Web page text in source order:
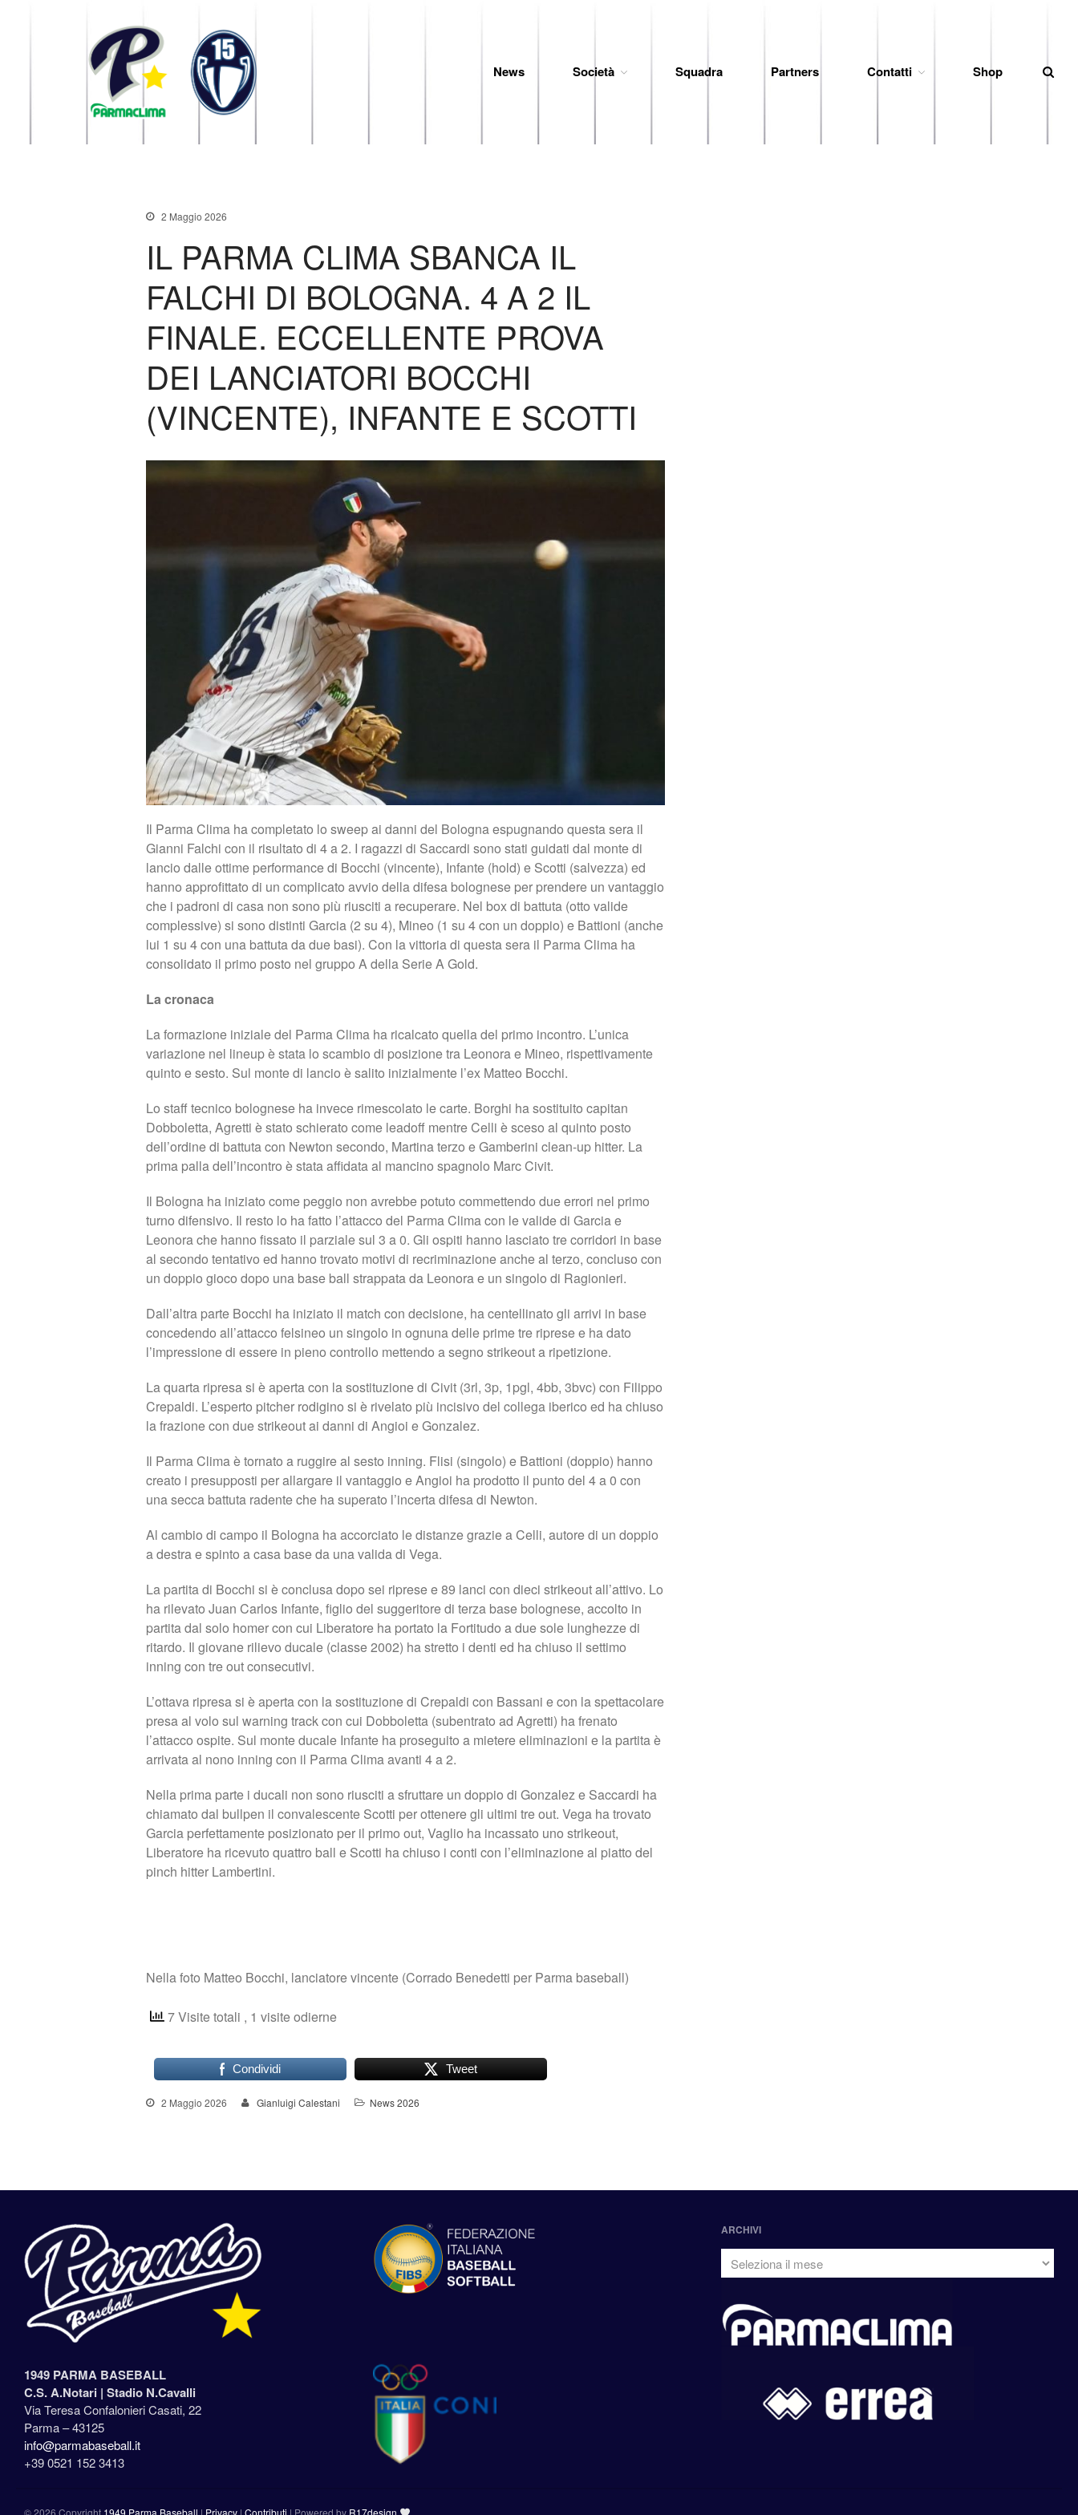
Organigramma
News Società Squadra Partners Contatti Shop
2 Maggio 2026
IL PARMA CLIMA SBANCA IL
FALCHI DI BOLOGNA. 4 A 2 IL
FINALE. ECCELLENTE PROVA
DEI LANCIATORI BOCCHI
(VINCENTE), INFANTE E SCOTTI
Il Parma Clima ha completato lo sweep ai danni del Bologna espugnando questa sera il
Gianni Falchi con il risultato di 4 a 2. I ragazzi di Saccardi sono stati guidati dal monte di
lancio dalle ottime performance di Bocchi (vincente), Infante (hold) e Scotti (salvezza) ed
hanno approfittato di un complicato avvio della difesa bolognese per prendere un vantaggio
che i padroni di casa non sono più riusciti a recuperare. Nel box di battuta (otto valide
complessive) si sono distinti Garcia (2 su 4), Mineo (1 su 4 con un doppio) e Battioni (anche
lui 1 su 4 con una battuta da due basi). Con la vittoria di questa sera il Parma Clima ha
consolidato il primo posto nel gruppo A della Serie A Gold.
La cronaca
La formazione iniziale del Parma Clima ha ricalcato quella del primo incontro. L’unica
variazione nel lineup è stata lo scambio di posizione tra Leonora e Mineo, rispettivamente
quinto e sesto. Sul monte di lancio è salito inizialmente l’ex Matteo Bocchi.
Lo staff tecnico bolognese ha invece rimescolato le carte. Borghi ha sostituito capitan
Dobboletta, Agretti è stato schierato come leadoff mentre Celli è sceso al quinto posto
dell’ordine di battuta con Newton secondo, Martina terzo e Gamberini clean-up hitter. La
prima palla dell’incontro è stata affidata al mancino spagnolo Marc Civit.
Il Bologna ha iniziato come peggio non avrebbe potuto commettendo due errori nel primo
turno difensivo. Il resto lo ha fatto l’attacco del Parma Clima con le valide di Garcia e
Leonora che hanno fissato il parziale sul 3 a 0. Gli ospiti hanno lasciato tre corridori in base
al secondo tentativo ed hanno trovato motivi di recriminazione anche al terzo, concluso con
un doppio gioco dopo una base ball strappata da Leonora e un singolo di Ragionieri.
Dall’altra parte Bocchi ha iniziato il match con decisione, ha centellinato gli arrivi in base
concedendo all’attacco felsineo un singolo in ognuna delle prime tre riprese e ha dato
l’impressione di essere in pieno controllo mettendo a segno strikeout a ripetizione.
La quarta ripresa si è aperta con la sostituzione di Civit (3rl, 3p, 1pgl, 4bb, 3bvc) con Filippo
Crepaldi. L’esperto pitcher rodigino si è rivelato più incisivo del collega iberico ed ha chiuso
la frazione con due strikeout ai danni di Angioi e Gonzalez.
Il Parma Clima è tornato a ruggire al sesto inning. Flisi (singolo) e Battioni (doppio) hanno
creato i presupposti per allargare il vantaggio e Angioi ha prodotto il punto del 4 a 0 con
una secca battuta radente che ha superato l’incerta difesa di Newton.
Al cambio di campo il Bologna ha accorciato le distanze grazie a Celli, autore di un doppio
a destra e spinto a casa base da una valida di Vega.
La partita di Bocchi si è conclusa dopo sei riprese e 89 lanci con dieci strikeout all’attivo. Lo
ha rilevato Juan Carlos Infante, figlio del suggeritore di terza base bolognese, accolto in
partita dal solo homer con cui Liberatore ha portato la Fortitudo a due sole lunghezze di
ritardo. Il giovane rilievo ducale (classe 2002) ha stretto i denti ed ha chiuso il settimo
inning con tre out consecutivi.
L’ottava ripresa si è aperta con la sostituzione di Crepaldi con Bassani e con la spettacolare
presa al volo sul warning track con cui Dobboletta (subentrato ad Agretti) ha frenato
l’attacco ospite. Sul monte ducale Infante ha proseguito a mietere eliminazioni e la partita è
arrivata al nono inning con il Parma Clima avanti 4 a 2.
Nella prima parte i ducali non sono riusciti a sfruttare un doppio di Gonzalez e Saccardi ha
chiamato dal bullpen il convalescente Scotti per ottenere gli ultimi tre out. Vega ha trovato
Garcia perfettamente posizionato per il primo out, Vaglio ha incassato uno strikeout,
Liberatore ha ricevuto quattro ball e Scotti ha chiuso i conti con l’eliminazione al piatto del
pinch hitter Lambertini.
Nella foto Matteo Bocchi, lanciatore vincente (Corrado Benedetti per Parma baseball)
7 Visite totali , 1 visite odierne
Condividi Tweet
2 Maggio 2026 Gianluigi Calestani News 2026
1949 PARMA BASEBALL
C.S. A.Notari | Stadio N.Cavalli
Via Teresa Confalonieri Casati, 22
Parma – 43125
info@parmabaseball.it
+39 0521 152 3413
ARCHIVI